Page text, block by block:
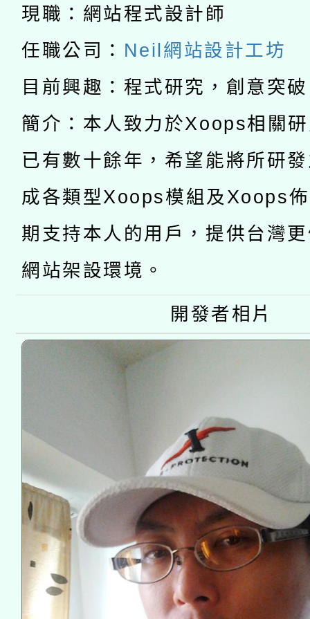
礎課程
A3數位素養講師名單
「數位內容與教學軟體
pilot」
有關大陸委員會函釋公
薪期間赴陸應申請許可
轉知經濟部水利署委託
業技術研究院辦理「
用水績優單位及節水達
動」
115年8月22日(星期六
桃園市孔廟祈福系列
開 智慧啟航」
2026年桃園地景藝術
現職：網站程式設計師
任職公司： Neil網站設計工坊
目前興趣：程式研究，創意突
簡介：本人致力於Xoops相關
已有數十餘年，希望能將所研
成各類型Xoops模組及Xoops
期支持本人的用戶，提供台灣
網站架設環境。
開發者相片